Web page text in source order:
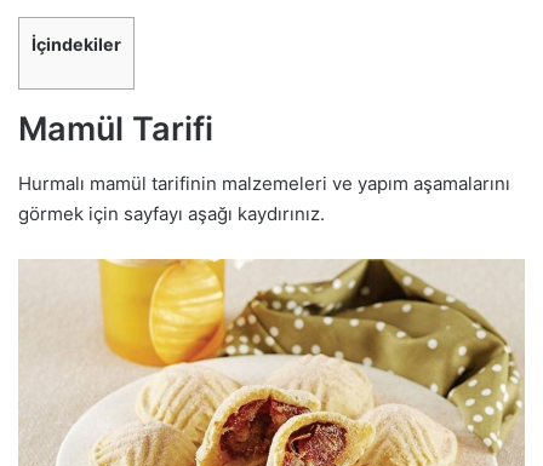
İçindekiler
Mamül Tarifi
Hurmalı mamül tarifinin malzemeleri ve yapım aşamalarını
görmek için sayfayı aşağı kaydırınız.